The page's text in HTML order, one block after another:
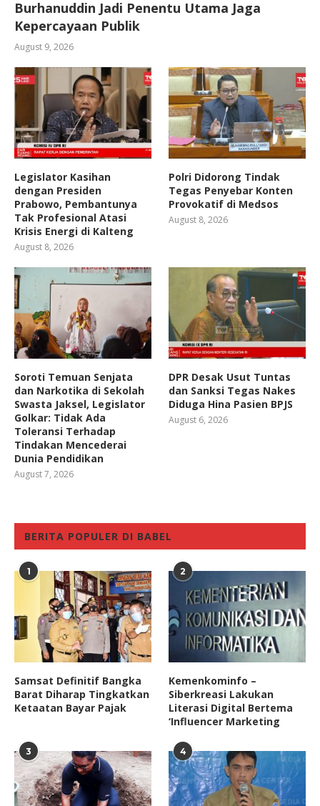
Burhanuddin Jadi Penentu Utama Jaga
Kepercayaan Publik
August 9, 2026
Legislator Kasihan
dengan Presiden
Prabowo, Pembantunya
Tak Profesional Atasi
Krisis Energi di Kalteng
August 8, 2026
Polri Didorong Tindak
Tegas Penyebar Konten
Provokatif di Medsos
August 8, 2026
Soroti Temuan Senjata
dan Narkotika di Sekolah
Swasta Jaksel, Legislator
Golkar: Tidak Ada
Toleransi Terhadap
Tindakan Mencederai
Dunia Pendidikan
August 7, 2026
DPR Desak Usut Tuntas
dan Sanksi Tegas Nakes
Diduga Hina Pasien BPJS
August 6, 2026
BERITA POPULER DI BABEL
1
Samsat Definitif Bangka
Barat Diharap Tingkatkan
Ketaatan Bayar Pajak
2
Kemenkominfo –
Siberkreasi Lakukan
Literasi Digital Bertema
‘Influencer Marketing
3 4